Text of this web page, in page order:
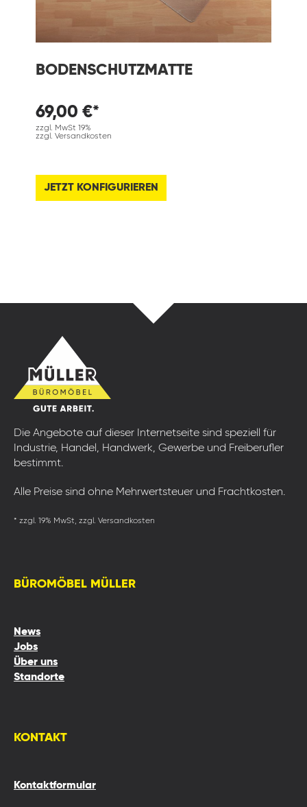
BODENSCHUTZMATTE
69,00 €*
zzgl. MwSt 19%
zzgl. Versandkosten
JETZT KONFIGURIEREN
Die Angebote auf dieser Internetseite sind speziell für
Industrie, Handel, Handwerk, Gewerbe und Freiberufler
bestimmt.
Alle Preise sind ohne Mehrwertsteuer und Frachtkosten.
* zzgl. 19% MwSt, zzgl. Versandkosten
BÜROMÖBEL MÜLLER
News
Jobs
Über uns
Standorte
KONTAKT
Kontaktformular